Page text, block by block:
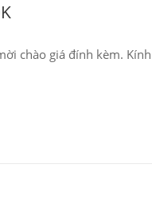
chào giá đính kèm.